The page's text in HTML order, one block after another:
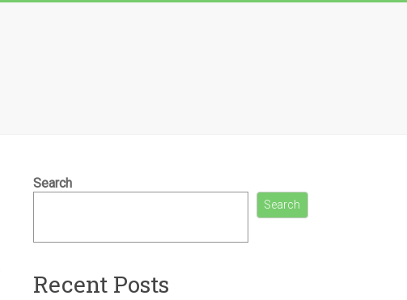
Search
Search
Recent Posts